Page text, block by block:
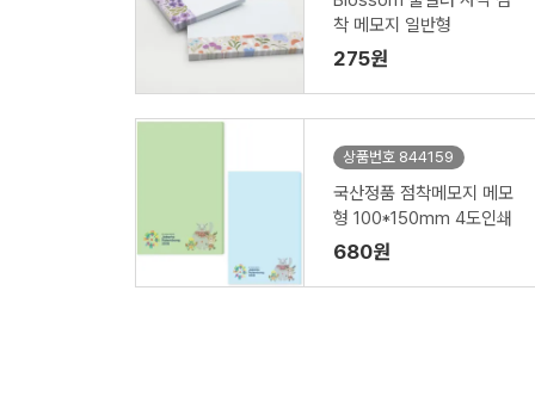
착 메모지 일반형
275원
상품번호 844159
국산정품 점착메모지 메모
형 100*150mm 4도인쇄
680원